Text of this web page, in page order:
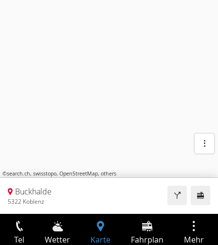
©search.ch, swisstopo, OpenStreetMap, others
Buckhalde
5322 Koblenz
Tel Wetter Karte Fahrplan Mehr